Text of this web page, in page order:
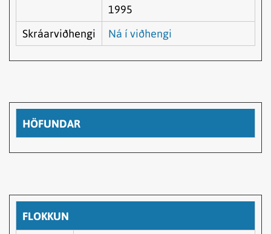
1995
Skráarviðhengi
Ná í viðhengi
HÖFUNDAR
FLOKKUN